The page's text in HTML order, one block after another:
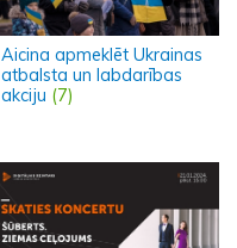
Aicina apmeklēt Ukrainas
atbalsta un labdarības
akciju (7)